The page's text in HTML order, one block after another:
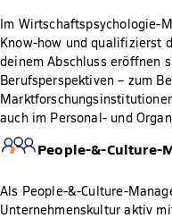
Im Wirtschaftspsychologie-
Know-how und qualifizierst
deinem Abschluss eröffnen
Berufsperspektiven – zum
auch im Personal- und
People-&-Culture-
Als People-&-Culture-
Unternehmenskultur aktiv